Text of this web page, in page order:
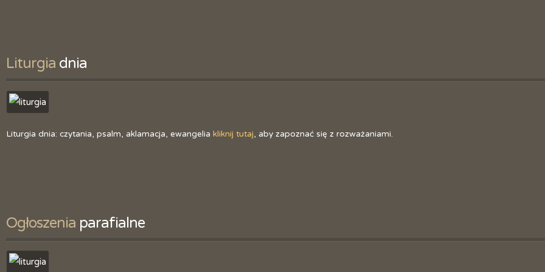
Liturgia dnia
Liturgia dnia: czytania, psalm, aklamacja, ewangelia kliknij tutaj, aby zapoznać się z rozważaniami.
Ogłoszenia parafialne